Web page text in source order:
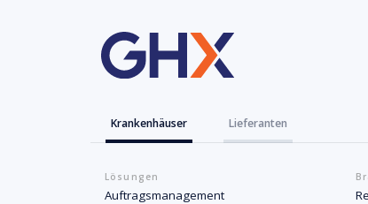
Krankenhäuser Lieferanten
Lösungen
Auftragsmanagement